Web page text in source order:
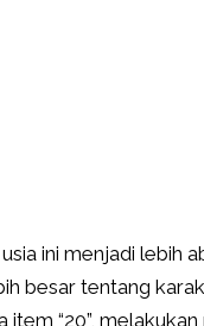
ini menjadi lebih
besar tentang
“20”,